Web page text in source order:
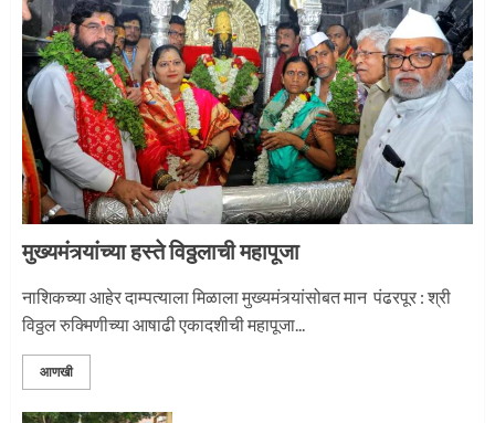
3
माऊलींची पालखी खंडेरायाच्या जेजुरीत
मुख्यमंत्र्यांच्या हस्ते विठ्ठलाची महापूजा
नाशिकच्या आहेर दाम्पत्याला मिळाला मुख्यमंत्र्यांसोबत मान पंढरपूर : श्री
विठ्ठल रुक्मिणीच्या आषाढी एकादशीची महापूजा...
आणखी